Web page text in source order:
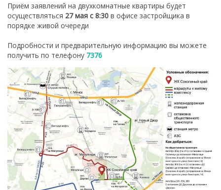
Приём заявлений на двухкомнатные квартиры будет
осуществляться 27 мая с 8:30 в офисе застройщика в
порядке живой очереди
Подробности и предварительную информацию вы можете
получить по телефону 7376